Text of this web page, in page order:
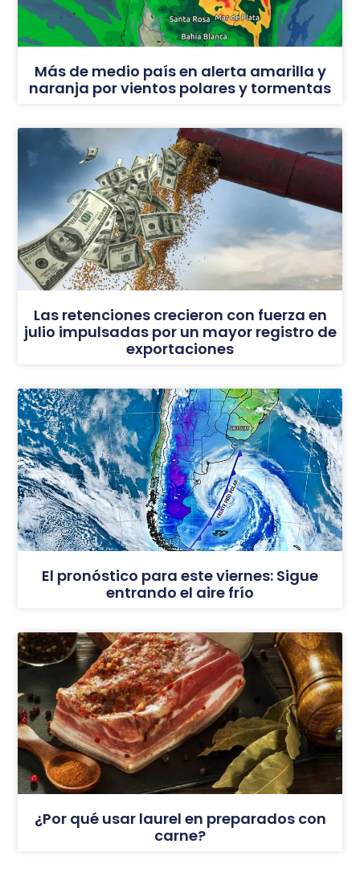
Más de medio país en alerta amarilla y
naranja por vientos polares y tormentas
Las retenciones crecieron con fuerza en
julio impulsadas por un mayor registro de
exportaciones
El pronóstico para este viernes: Sigue
entrando el aire frío
¿Por qué usar laurel en preparados con
carne?